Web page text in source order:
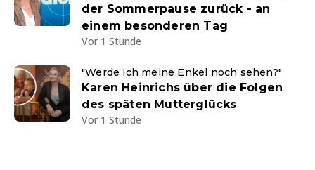
der Sommerpause zurück - an
einem besonderen Tag
Vor 1 Stunde
"Werde ich meine Enkel noch sehen?"
Karen Heinrichs über die Folgen
des späten Mutterglücks
Vor 1 Stunde